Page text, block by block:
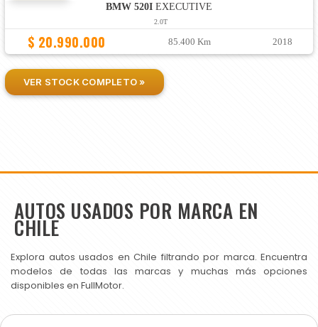
BMW 520IEXECUTIVE
2.0T
$ 20.990.000 85.400 Km 2018
VER STOCK COMPLETO »
AUTOS USADOS POR MARCA EN
CHILE
Explora autos usados en Chile filtrando por marca. Encuentra
modelos de todas las marcas y muchas más opciones
disponibles en FullMotor.